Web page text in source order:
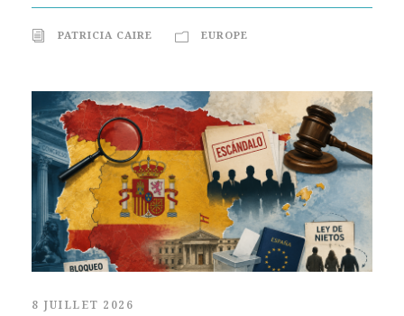
PATRICIA CAIRE EUROPE
8 JUILLET 2026